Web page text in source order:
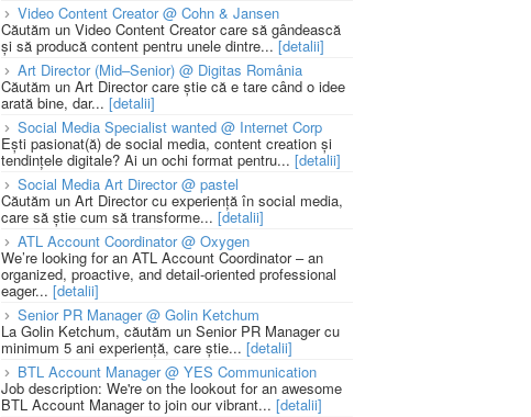
Video Content Creator @ Cohn & Jansen
Căutăm un Video Content Creator care să gândească
și să producă content pentru unele dintre...[detalii]
Art Director (Mid–Senior) @ Digitas România
Căutăm un Art Director care știe că e tare când o idee
arată bine, dar... [detalii]
Social Media Specialist wanted @ Internet Corp
Ești pasionat(ă) de social media, content creation și
tendințele digitale? Ai un ochi format pentru... [detalii]
Social Media Art Director @ pastel
Căutăm un Art Director cu experiență în social media,
care să știe cum să transforme... [detalii]
ATL Account Coordinator @ Oxygen
We’re looking for an ATL Account Coordinator – an
organized, proactive, and detail-oriented professional
eager... [detalii]
Senior PR Manager @ Golin Ketchum
La Golin Ketchum, căutăm un Senior PR Manager cu
minimum 5 ani experiență, care știe... [detalii]
BTL Account Manager @ YES Communication
Job description: We're on the lookout for an awesome
BTL Account Manager to join our vibrant... [detalii]